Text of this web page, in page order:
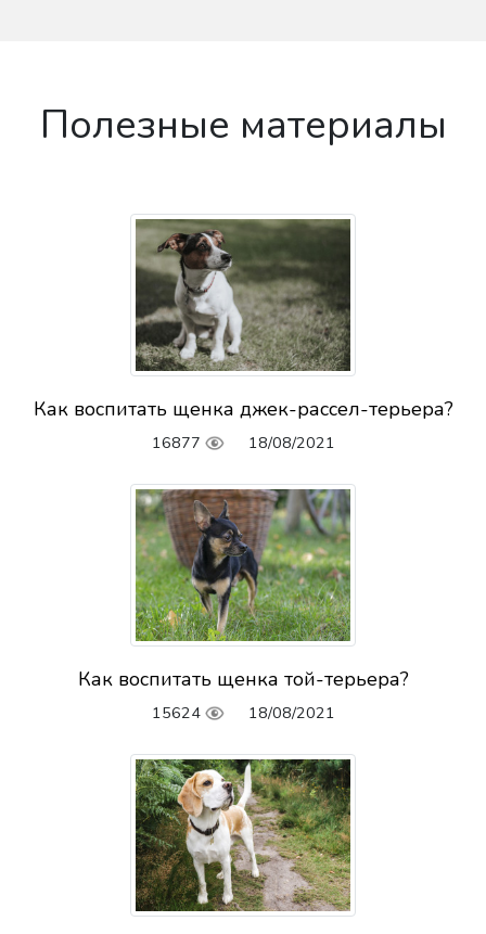
Полезные материалы
Как воспитать щенка джек-рассел-терьера?
16877 18/08/2021
Как воспитать щенка той-терьера?
15624 18/08/2021